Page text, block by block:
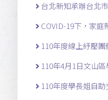
台北新知承辦台北
COVID-19下，家庭
110年度線上紓壓團
110年4月1日文山
110年度學長姐自助